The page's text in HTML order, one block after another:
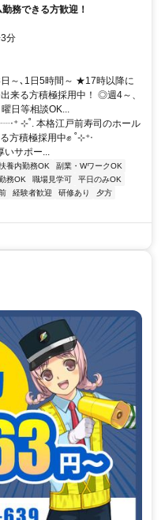
務できる方歓迎！
分
～､1日5時間～ ★17時以降に
来る方積極採用中！ ◎週4～、
日等相談OK...
本格江戸前寿司のホール
方積極採用中✊ ˚⊹⁺‧
サポー...
養内勤務OK
副業・WワークOK
務OK 職場見学可
平日のみOK
経験者歓迎 研修あり
夕方